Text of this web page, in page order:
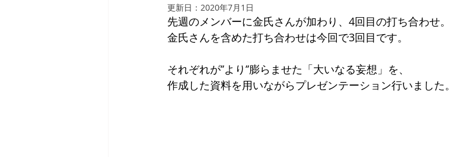
更新日： 2020年7月1日
先週のメンバーに金氏さんが加わり、4回目の打ち合わせ。
金氏さんを含めた打ち合わせは今回で3回目です。
それぞれが’’より’’膨らませた「大いなる妄想」を、
作成した資料を用いながらプレゼンテーション行いました。